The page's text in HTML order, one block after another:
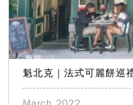
魁北克｜法式可麗餅巡